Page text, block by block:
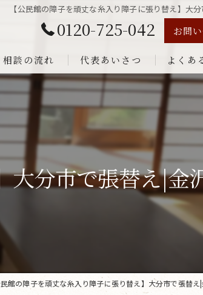
【公民館の障子を頑丈な糸入り障子に張り替え】
0120-725-042 お問
相談の流れ 代表あいさつ よくあ
大分市で張替え|
民館の障子を頑丈な糸入り障子に張り替え】大分市で張替